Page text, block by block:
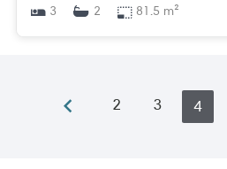
3
2 81.5 m²
2 3 4